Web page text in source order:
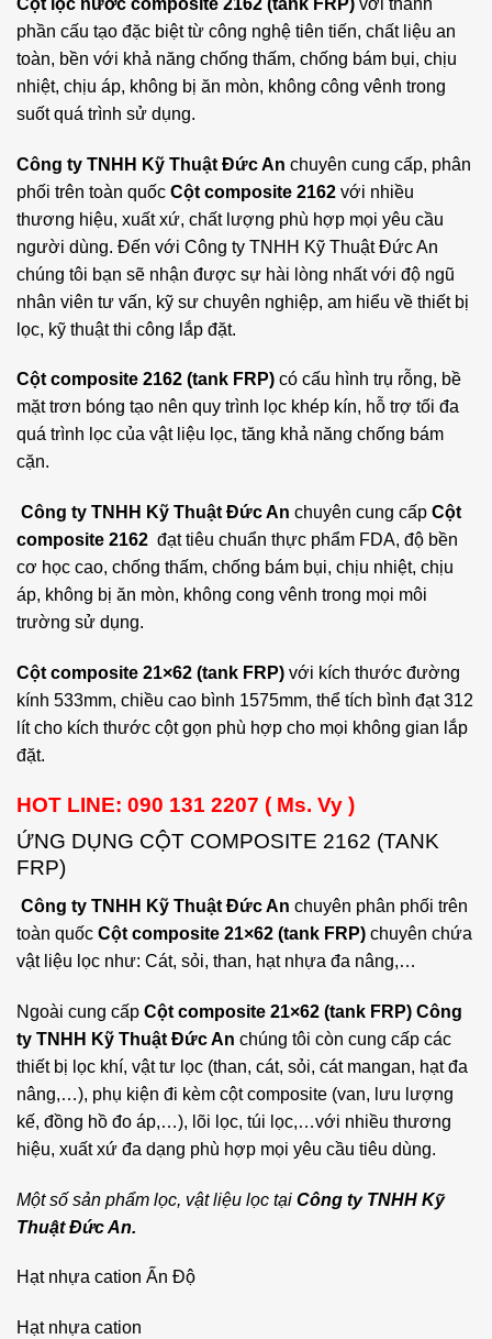
phần cấu tạo đặc biệt từ công nghệ tiên tiến, chất liệu an
toàn, bền với khả năng chống thấm, chống bám bụi, chịu
nhiệt, chịu áp, không bị ăn mòn, không công vênh trong
suốt quá trình sử dụng.
Công ty TNHH Kỹ Thuật Đức An chuyên cung cấp, phân
phối trên toàn quốc Cột composite 2162 với nhiều
thương hiệu, xuất xứ, chất lượng phù hợp mọi yêu cầu
người dùng. Đến với Công ty TNHH Kỹ Thuật Đức An
chúng tôi bạn sẽ nhận được sự hài lòng nhất với độ ngũ
nhân viên tư vấn, kỹ sư chuyên nghiệp, am hiểu về thiết bị
lọc, kỹ thuật thi công lắp đặt.
Cột composite 2162 (tank FRP) có cấu hình trụ rỗng, bề
mặt trơn bóng tạo nên quy trình lọc khép kín, hỗ trợ tối đa
quá trình lọc của vật liệu lọc, tăng khả năng chống bám
cặn.
Công ty TNHH Kỹ Thuật Đức An chuyên cung cấp Cột
composite 2162 đạt tiêu chuẩn thực phẩm FDA, độ bền
cơ học cao, chống thấm, chống bám bụi, chịu nhiệt, chịu
áp, không bị ăn mòn, không cong vênh trong mọi môi
trường sử dụng.
Cột composite 21×62 (tank FRP) với kích thước đường
kính 533mm, chiều cao bình 1575mm, thể tích bình đạt 312
lít cho kích thước cột gọn phù hợp cho mọi không gian lắp
đặt.
HOT LINE: 090 131 2207 ( Ms. Vy )
ỨNG DỤNG CỘT COMPOSITE 2162 (TANK
FRP)
Công ty TNHH Kỹ Thuật Đức An chuyên phân phối trên
toàn quốc Cột composite 21×62 (tank FRP) chuyên chứa
vật liệu lọc như: Cát, sỏi, than, hạt nhựa đa nâng,…
Ngoài cung cấp Cột composite 21×62 (tank FRP) Công
ty TNHH Kỹ Thuật Đức An chúng tôi còn cung cấp các
thiết bị lọc khí, vật tư lọc (than, cát, sỏi, cát mangan, hạt đa
nâng,…), phụ kiện đi kèm cột composite (van, lưu lượng
kế, đồng hồ đo áp,…), lõi lọc, túi lọc,…với nhiều thương
hiệu, xuất xứ đa dạng phù hợp mọi yêu cầu tiêu dùng.
Một số sản phẩm lọc, vật liệu lọc tại Công ty TNHH Kỹ
Thuật Đức An.
Hạt nhựa cation Ấn Độ
Hạt nhựa cation